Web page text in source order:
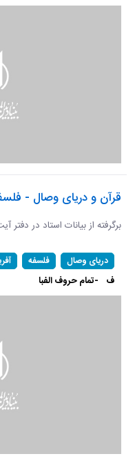
قرآن و دریای وصال -
برگرفته از بیانات استاد در دفتر
دریای وصال فلسفه
ف -تمام حروف الفبا